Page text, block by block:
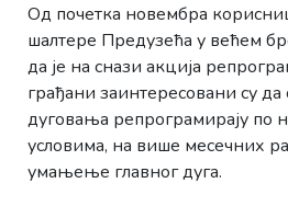
Од почетка новембра
шалтере Предузећа у већем
да је на снази акција
грађани заинтересовани су да
дуговања репрограмирају по
условима, на више месечних
умањење главног дуга.